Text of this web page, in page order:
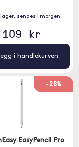
lager, sendes i morgen
109 kr
i handlekurven
-28%
EasyPencil Pro